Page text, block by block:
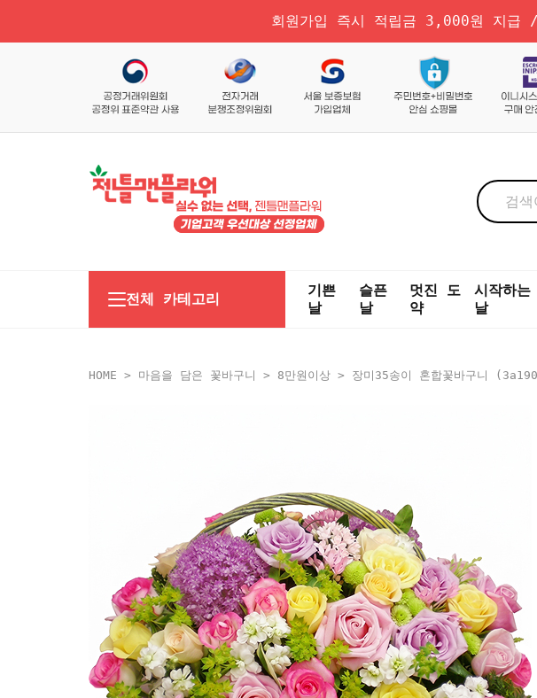
회원가입 즉시 적립금 3,000원 지급
전체 카테고리
기쁜
날
슬픈
날
멋진 도
약
시작하는
날
HOME > 마음을 담은 꽃바구니 > 8만원이상 > 장미35송이 혼합꽃바구니